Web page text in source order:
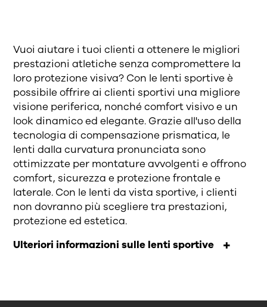
Vuoi aiutare i tuoi clienti a ottenere le migliori
prestazioni atletiche senza compromettere la
loro protezione visiva? Con le lenti sportive è
possibile offrire ai clienti sportivi una migliore
visione periferica, nonché comfort visivo e un
look dinamico ed elegante. Grazie all'uso della
tecnologia di compensazione prismatica, le
lenti dalla curvatura pronunciata sono
ottimizzate per montature avvolgenti e offrono
comfort, sicurezza e protezione frontale e
laterale. Con le lenti da vista sportive, i clienti
non dovranno più scegliere tra prestazioni,
protezione ed estetica.
Ulteriori informazioni sulle lenti sportive